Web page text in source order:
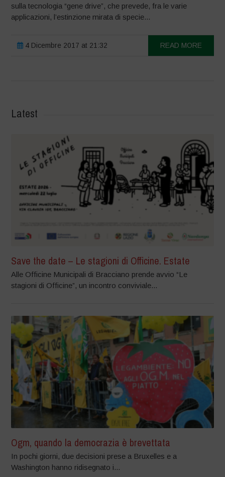
sulla tecnologia “gene drive”, che prevede, fra le varie
applicazioni, l’estinzione mirata di specie...
4 Dicembre 2017 at 21:32 READ MORE
Latest
Save the date – Le stagioni di Officine. Estate
Alle Officine Municipali di Bracciano prende avvio “Le
stagioni di Officine”, un incontro conviviale...
Ogm, quando la democrazia è brevettata
In pochi giorni, due decisioni prese a Bruxelles e a
Washington hanno ridisegnato i...